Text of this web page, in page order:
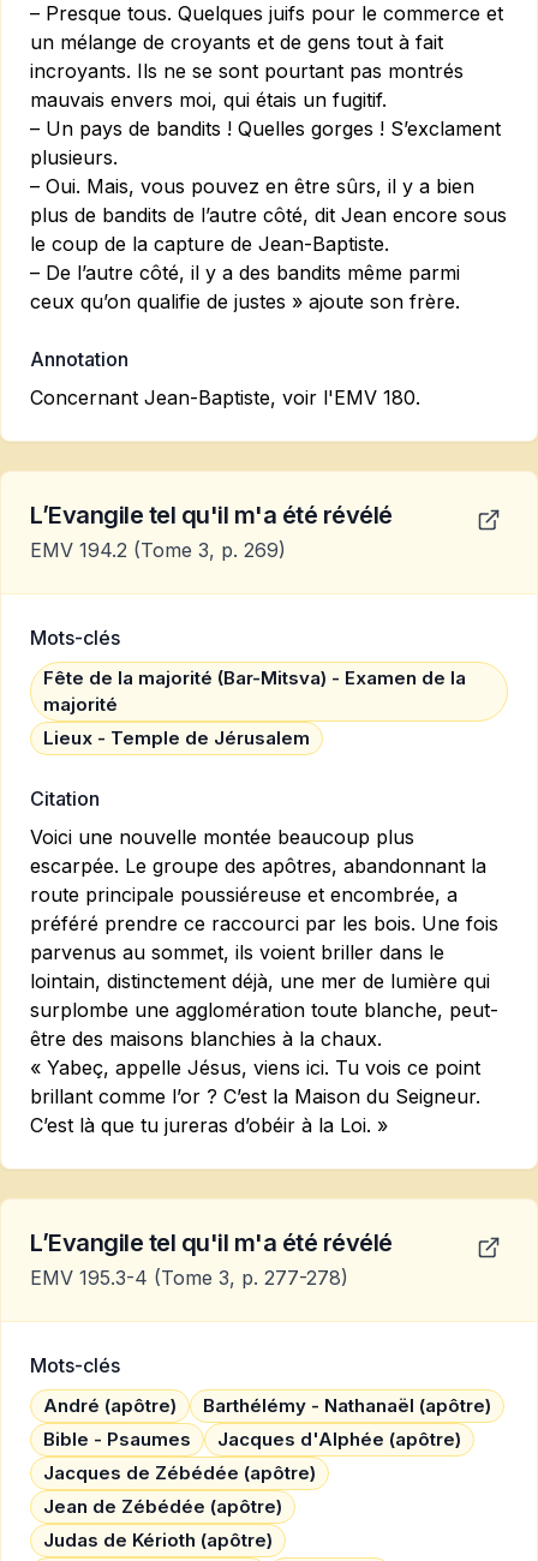
– Presque tous. Quelques juifs pour le commerce et
un mélange de croyants et de gens tout à fait
incroyants. Ils ne se sont pourtant pas montrés
mauvais envers moi, qui étais un fugitif.
– Un pays de bandits ! Quelles gorges ! S’exclament
plusieurs.
– Oui. Mais, vous pouvez en être sûrs, il y a bien
plus de bandits de l’autre côté, dit Jean encore sous
le coup de la capture de Jean-Baptiste.
– De l’autre côté, il y a des bandits même parmi
ceux qu’on qualifie de justes » ajoute son frère.
Annotation
Concernant Jean-Baptiste, voir l'EMV 180.
L’Evangile tel qu'il m'a été révélé
EMV 194.2 (Tome 3, p. 269)
Mots-clés
Fête de la majorité (Bar-Mitsva) - Examen de la
majorité
Lieux - Temple de Jérusalem
Citation
Voici une nouvelle montée beaucoup plus
escarpée. Le groupe des apôtres, abandonnant la
route principale poussiéreuse et encombrée, a
préféré prendre ce raccourci par les bois. Une fois
parvenus au sommet, ils voient briller dans le
lointain, distinctement déjà, une mer de lumière qui
surplombe une agglomération toute blanche, peut-
être des maisons blanchies à la chaux.
« Yabeç, appelle Jésus, viens ici. Tu vois ce point
brillant comme l’or ? C’est la Maison du Seigneur.
C’est là que tu jureras d’obéir à la Loi. »
L’Evangile tel qu'il m'a été révélé
EMV 195.3-4 (Tome 3, p. 277-278)
Mots-clés
André (apôtre)
Barthélémy - Nathanaël (apôtre)
Bible - Psaumes
Jacques d'Alphée (apôtre)
Jacques de Zébédée (apôtre)
Jean de Zébédée (apôtre)
Judas de Kérioth (apôtre)